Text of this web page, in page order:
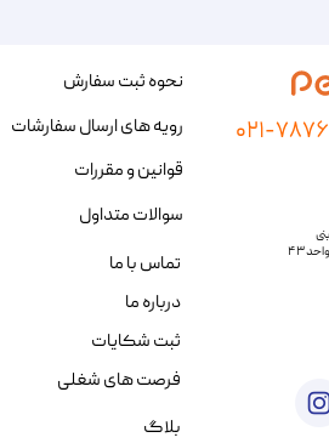
نحوه ثبت سفارش
رویه های ارسال سفارشات
قوانین و مقررات
سوالات متداول
تماس با ما
درباره ما
ثبت شکایات
فرصت های شغلی
بلاگ